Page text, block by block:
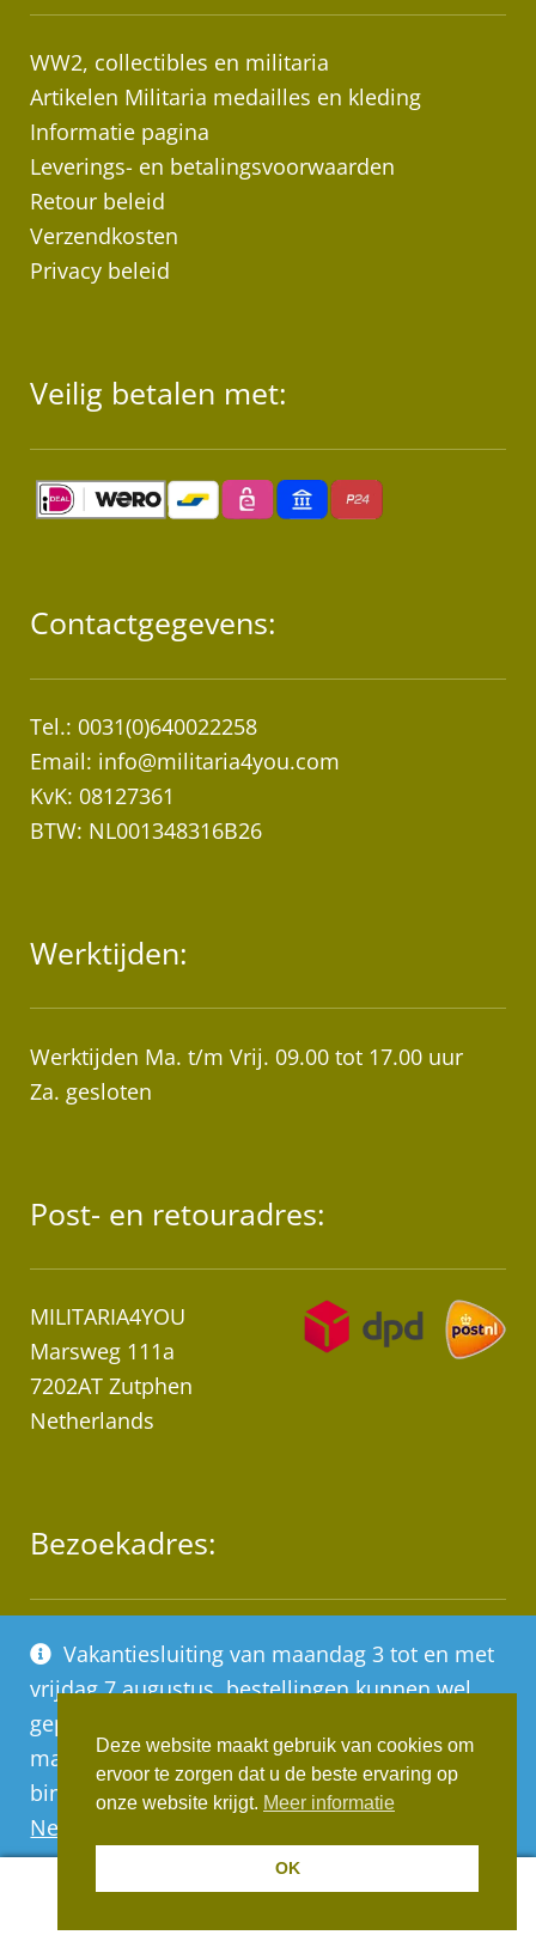
Vakantiesluiting van maandag 3 tot en met
vrijdag 7 augustus, bestellingen kunnen wel
geplaatst worden, deze worden vanaf
maandag 10 augustus op volgorde van
binnenkomst verwerkt
Negeren
WW2, collectibles en militaria
Artikelen Militaria medailles en kleding
Informatie pagina
Leverings- en betalingsvoorwaarden
Retour beleid
Verzendkosten
Privacy beleid
Veilig betalen met:
Contactgegevens:
Tel.: 0031(0)640022258
Email: info@militaria4you.com
KvK: 08127361
BTW: NL001348316B26
Werktijden:
Werktijden Ma. t/m Vrij. 09.00 tot 17.00 uur
Za. gesloten
Post- en retouradres:
MILITARIA4YOU
Marsweg 111a
7202AT Zutphen
Netherlands
Bezoekadres:
Industrieterrein “De Mars”
Marsweg 111A, 7202AT Zutphen
* Let op! Wij zijn geen winkel!
Afhalen van bestellingen op afspraak!
0
Deze website maakt gebruik van cookies om
ervoor te zorgen dat u de beste ervaring op
onze website krijgt. Meer informatie
OK